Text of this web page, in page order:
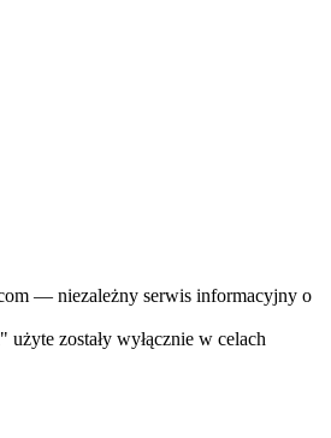
— niezależny serwis informacyjny o
zostały wyłącznie w celach